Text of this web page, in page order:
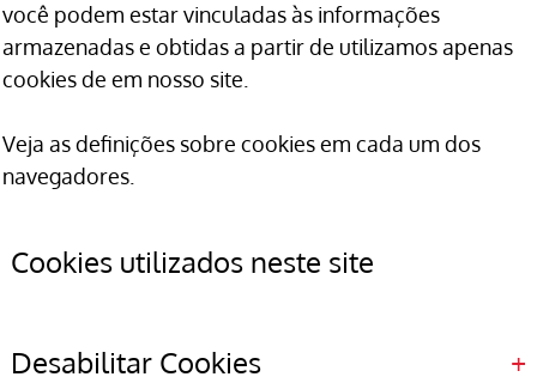
você podem estar vinculadas às informações
armazenadas e obtidas a partir de utilizamos apenas
cookies de em nosso site.
Veja as definições sobre cookies em cada um dos
navegadores.
Cookies utilizados neste site
Desabilitar Cookies